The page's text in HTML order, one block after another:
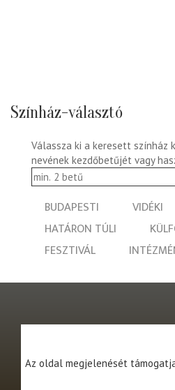
Színház-választó
Válassza ki a keresett színház
nevének kezdőbetűjét vagy
BUDAPESTI VIDÉKI
HATÁRON TÚLI
FESZTIVÁL
Az oldal megjelenését